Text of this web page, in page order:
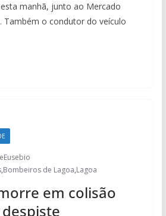
manhã, junto ao Mercado
Também o condutor do veículo
,Bombeiros de Lagoa,Lagoa
em colisão